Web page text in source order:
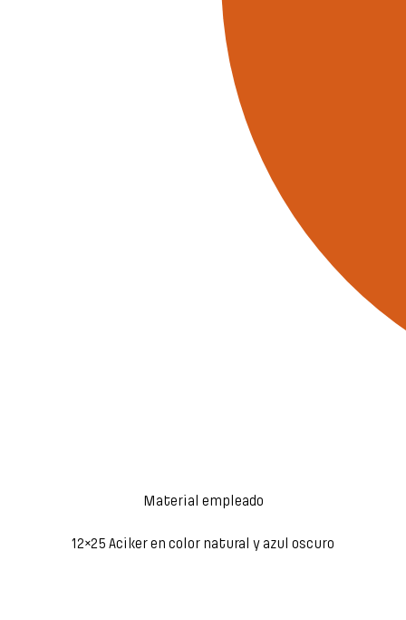
Material empleado
12×25 Aciker en color natural y azul oscuro